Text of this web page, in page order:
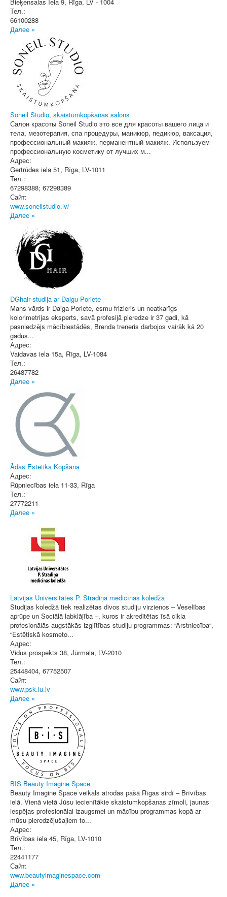
Тел.:
66100288
Далее »
Soneil Studio, skaistumkopšanas salons
Салон красоты Soneil Studio это все для красоты вашего лица и
тела, мезотерапия, спа процедуры, маникюр, педикюр, ваксация,
профессиональный макияж, перманентный макияж. Используем
профессиональную косметику от лучших м...
Адрес:
Ģertrūdes iela 51, Rīga, LV-1011
Тел.:
67298388; 67298389
Сайт:
www.soneilstudio.lv/
Далее »
DGhair studija ar Daigu Poriete
Mans vārds ir Daiga Poriete, esmu frizieris un neatkarīgs
kolorimetrijas eksperts, savā profesijā pieredze ir 37 gadi, kā
pasniedzējs mācībiestādēs, Brenda treneris darbojos vairāk kā 20
gadus...
Адрес:
Vaidavas iela 15a, Rīga, LV-1084
Тел.:
26487782
Далее »
Ādas Estētika Kopšana
Адрес:
Rūpniecības iela 11-33, Rīga
Тел.:
27772211
Далее »
Latvijas Universitātes P. Stradiņa medicīnas koledža
Studijas koledžā tiek realizētas divos studiju virzienos – Veselības
aprūpe un Sociālā labklājība –, kuros ir akreditētas īsā cikla
profesionālās augstākās izglītības studiju programmas: “Ārstniecība“,
“Estētiskā kosmeto...
Адрес:
Vidus prospekts 38, Jūrmala, LV-2010
Тел.:
25448404, 67752507
Сайт:
www.psk.lu.lv
Далее »
BIS Beauty Imagine Space
Beauty Imagine Space veikals atrodas pašā Rīgas sirdī – Brīvības
ielā. Vienā vietā Jūsu iecienītākie skaistumkopšanas zīmoli, jaunas
iespējas profesionālai izaugsmei un mācību programmas kopā ar
mūsu pieredzējušajiem to...
Адрес:
Brīvības iela 45, Rīga, LV-1010
Тел.:
22441177
Сайт:
www.beautyimaginespace.com
Далее »